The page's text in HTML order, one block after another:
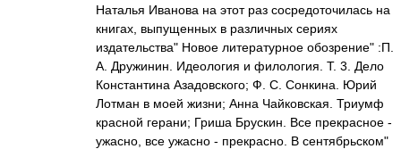
Наталья Иванова на этот раз сосредоточилась на
книгах, выпущенных в различных сериях
издательства" Новое литературное обозрение" :П.
А. Дружинин. Идеология и филология. Т. 3. Дело
Константина Азадовского; Ф. С. Сонкина. Юрий
Лотман в моей жизни; Анна Чайковская. Триумф
красной герани; Гриша Брускин. Все прекрасное -
ужасно, все ужасно - прекрасно. В сентябрьском"